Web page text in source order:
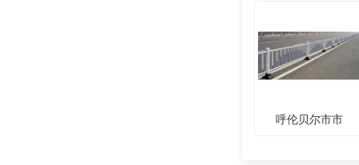
呼伦贝尔市市